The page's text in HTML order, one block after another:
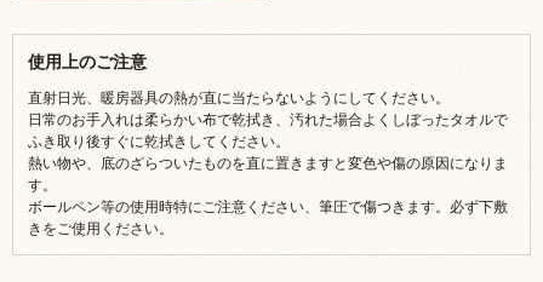
使用上のご注意
直射日光、暖房器具の熱が直に当たらないようにしてください。
日常のお手入れは柔らかい布で乾拭き、汚れた場合よくしぼったタオルで
ふき取り後すぐに乾拭きしてください。
熱い物や、底のざらついたものを直に置きますと変色や傷の原因になりま
す。
ボールペン等の使用時特にご注意ください、筆圧で傷つきます。必ず下敷
きをご使用ください。